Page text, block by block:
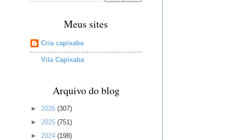
Meus sites
Cria capixaba
Vila Capixaba
Arquivo do blog
► 2026 (307)
► 2025 (751)
► 2024 (198)